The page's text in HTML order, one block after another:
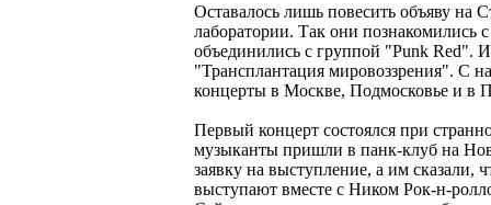
Оставалось лишь повесить объяву на
лаборатории. Так они
объединились с группой "Punk Red".
"Трансплантация мировоззрения". С
концерты в Москве, Подмосковье и в
Первый концерт состоялся при
музыканты пришли в панк-клуб на
заявку на выступление, а им сказали,
выступают вместе с Ником Рок-н-